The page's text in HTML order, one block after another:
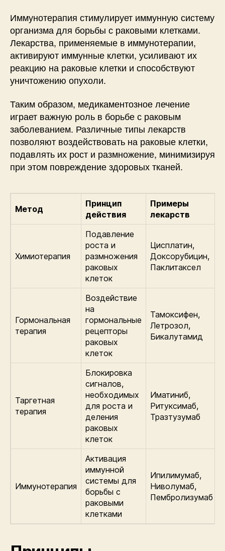
Иммунотерапия стимулирует иммунную систему
организма для борьбы с раковыми клетками.
Лекарства, применяемые в иммунотерапии,
активируют иммунные клетки, усиливают их
реакцию на раковые клетки и способствуют
уничтожению опухоли.
Таким образом, медикаментозное лечение
играет важную роль в борьбе с раковым
заболеванием. Различные типы лекарств
позволяют воздействовать на раковые клетки,
подавлять их рост и размножение, минимизируя
при этом повреждение здоровых тканей.
Метод
Принцип
действия
Примеры
лекарств
Химиотерапия
Подавление
роста и
размножения
раковых
клеток
Цисплатин,
Доксорубицин,
Паклитаксел
Гормональная
терапия
Воздействие
на
гормональные
рецепторы
раковых
клеток
Тамоксифен,
Летрозол,
Бикалутамид
Таргетная
терапия
Блокировка
сигналов,
необходимых
для роста и
деления
раковых
клеток
Иматиниб,
Ритуксимаб,
Тразтузумаб
Иммунотерапия
Активация
иммунной
системы для
борьбы с
раковыми
клетками
Ипилимумаб,
Ниволумаб,
Пембролизумаб